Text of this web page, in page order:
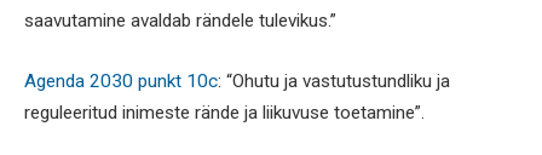
saavutamine avaldab rändele tulevikus.”
Agenda 2030 punkt 10c: “Ohutu ja vastutustundliku ja
reguleeritud inimeste rände ja liikuvuse toetamine”.